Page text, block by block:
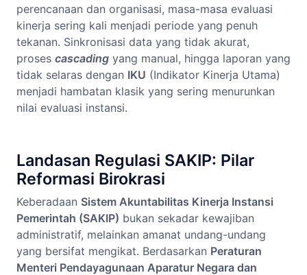
perencanaan dan organisasi, masa-masa evaluasi
kinerja sering kali menjadi periode yang penuh
tekanan. Sinkronisasi data yang tidak akurat,
proses cascading yang manual, hingga laporan yang
tidak selaras dengan IKU (Indikator Kinerja Utama)
menjadi hambatan klasik yang sering menurunkan
nilai evaluasi instansi.
Landasan Regulasi SAKIP: Pilar
Reformasi Birokrasi
Keberadaan Sistem Akuntabilitas Kinerja Instansi
Pemerintah (SAKIP) bukan sekadar kewajiban
administratif, melainkan amanat undang-undang
yang bersifat mengikat. Berdasarkan Peraturan
Menteri Pendayagunaan Aparatur Negara dan